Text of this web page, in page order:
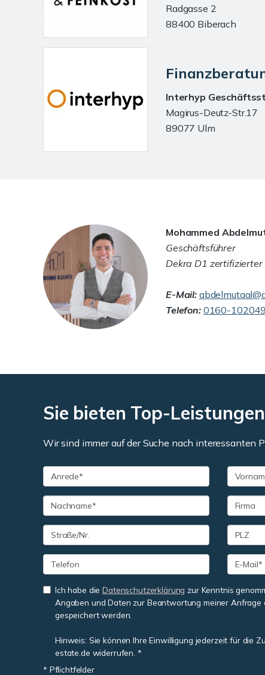
Radgasse 2
88400 Biberach
Interhyp
Magirus-Deutz-Str.17
89077 Ulm
Mohammed
Geschäftsführer
Dekra D1
E-Mail:
Telefon: 0160-
Sie bieten Top-
Wir sind immer auf der Suche nach interessanten
Ich habe dieDatenschutzerklärung zur Kenntnis
Angaben und Daten zur Beantwortung meiner Anfrage
gespeichert werden.
Hinweis: Sie können Ihre Einwilligung jederzeit für die
estate.de widerrufen. *
* Pflichtfelder